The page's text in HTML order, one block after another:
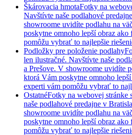
Škárovacia hmotaFotky na
Navštívte naše podlahové
showroome uvidíte podlahu na
poskytne omnoho lepší obraz
pomôžu vybrať to najlepšie
Podložky pre položenie podlahy
len ilustračné. Navštívte naše
a Prešove. V showroome uvidíte
ktorá Vám poskytne omnoho
experti vám pomôžu vybrať to
OstatnéFotky na webovej stránke
naše podlahové predajne v
showroome uvidíte podlahu na
poskytne omnoho lepší obraz
pomôžu vybrať to najlepšie